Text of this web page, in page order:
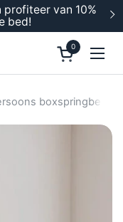
profiteer van 10%
bed!
0
boxspringbed